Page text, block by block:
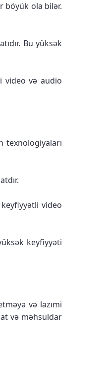
böyük ola bilər.
Bu yüksək
video və audio
texnologiyaları
video
keyfiyyəti
və lazımi
və məhsuldar